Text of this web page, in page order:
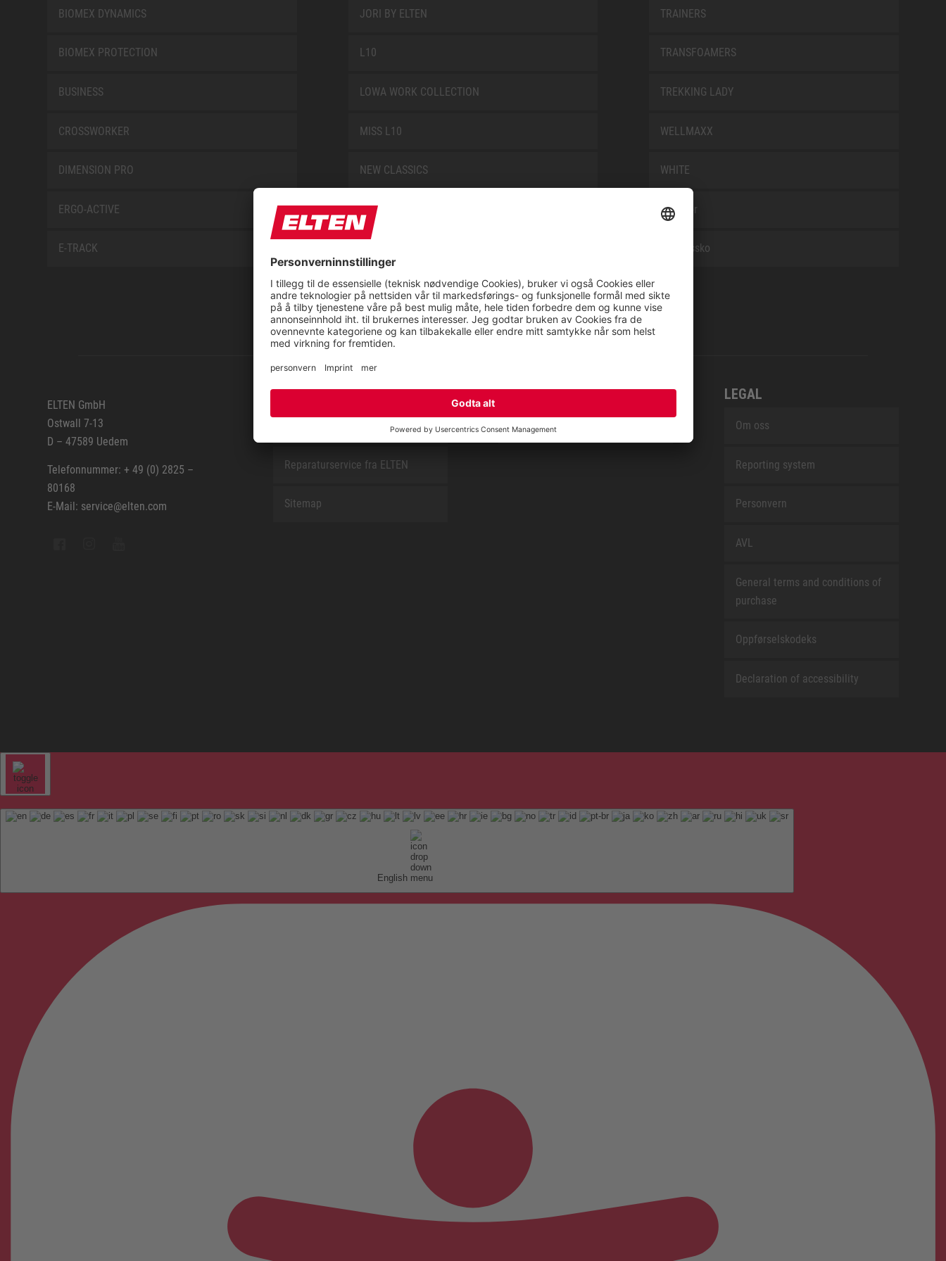
BIOMEX DYNAMICS
BIOMEX PROTECTION
BUSINESS
CROSSWORKER
DIMENSION PRO
ERGO-ACTIVE
E-TRACK
JORI BY ELTEN
L10
LOWA WORK COLLECTION
MISS L10
NEW CLASSICS
NOVA
SAFEGUARD
TRAINERS
TRANSFOAMERS
TREKKING LADY
WELLMAXX
WHITE
Tilbehør
Arbeidssko
ELTEN GmbH
Ostwall 7-13
D – 47589 Uedem
Telefonnummer: + 49 (0) 2825 –
80168
E-Mail: service@elten.com
SERVICE
Reparaturservice fra ELTEN
Sitemap
OM OSS
CSR report
LEGAL
Om oss
Reporting system
Personvern
AVL
General terms and conditions of
purchase
Oppførselskodeks
Declaration of accessibility
English